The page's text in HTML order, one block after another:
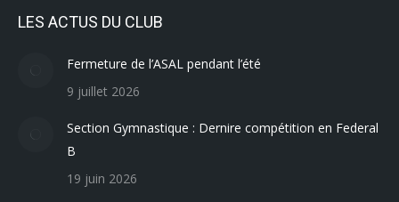
LES ACTUS DU CLUB
Fermeture de l’ASAL pendant l’été
9 juillet 2026
Section Gymnastique : Dernire compétition en Federal
B
19 juin 2026